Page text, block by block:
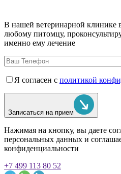
В нашей ветеринарной клинике
любому питомцу,
именно ему лечение
Я согласен с политикой
Записаться на прием
Нажимая на кнопку, вы даете
персональных данных и
конфиденциальности
+7 499 113 80 52